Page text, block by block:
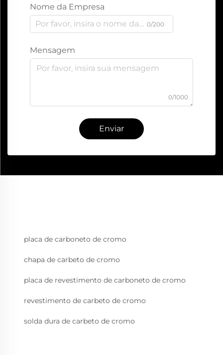
Nome da Empresa
0/200
Mensagem
0/1000
Enviar
placa de carboneto de cromo
chapa de carbeto de cromo
placa de revestimento de carboneto de cromo
revestimento de carbeto de cromo
solda dura de carbeto de cromo